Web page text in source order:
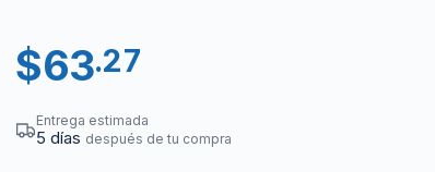
$63.27
Entrega estimada
5 días después de tu compra